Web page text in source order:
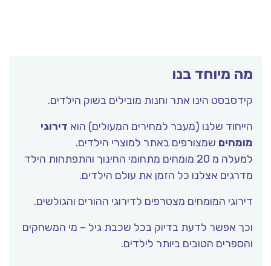
מה מיוחד בנו
קידסבסט הינו אתר וחנות מובילים בשוק הילדים.
הייחוד שלנו (מעבר למחירים המעולים) הוא דירוגי
מומחים שמצורפים באתר למוצרי הילדים.
למעלה מ 20 מומחים מתחומי החינוך והתפתחות הילד
מדרגים אצלנו כל הזמן את עולם הילדים.
דירוגי המומחים מצטרפים לדירוגי ההורים והגולשים.
וכך אפשר לדעת בדיוק בכל שכבת גיל – מי המשחקים
והספרים הטובים ביותר לילדים.